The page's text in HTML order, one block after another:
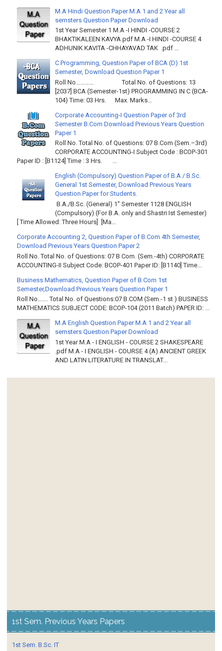
M.A Hindi Question Paper M.A 1 and 2 Year all
semsters Question Paper Download
1st Year Semester 1 M.A -I HINDI -COURSE 2
BHAKTIKALEEN KAVYA.pdf M.A -I HINDI -COURSE 4
ADHUNIK KAVITA -CHHAYAVAD TAK .pdf ...
C Programming, Question Paper of BCA (D) 1st
Semester, Download Question Paper 1
Roll No………… Total No. of Questions: 13
[2037] BCA (Semester-1st) PROGRAMMING IN C (BCA-
104) Time: 03 Hrs. Max. Marks...
Corporate Accounting-I Question Paper of 3rd
Semester B.Com Download Previous Years Question
Paper 1
Roll No. Total No. of Questions: 07 B.Com (Sem.–3rd)
CORPORATE ACCOUNTING-I Subject Code : BCOP-301
Paper ID : [B1124] Time : 3 Hrs. ...
English (Compulsory) Question Paper of B.A / B.Sc.
General 1st Semester, Download Previous Years
Question Paper for Students.
B.A./B.Sc. (General) 1" Semester 1128 ENGLISH
(Compulsory) (For B.A. only and Shastri Ist Semester)
[ Time Allowed: Three Hours] [Ma...
Corporate Accounting 2, Question Paper of B.Com 4th Semester,
Download Previous Years Question Paper 2
Roll No. Total No. of Questions: 07 B Com. (Sem.-4th) CORPORATE
ACCOUNTING-II Subject Code: BCOP-401 Paper ID: [B1140] Time...
Business Mathematics, Question Paper of B.Com 1st
Semester,Download Previous Years Question Paper 1
Roll No……. Total No. of Questions:07 B.COM (Sem.-1 st ) BUSINESS
MATHEMATICS SUBJECT CODE: BCOP-104 (2011 Batch) PAPER ID: ...
M.A English Question Paper M.A 1 and 2 Year all
semsters Question Paper Download
1st Year M.A - I ENGLISH - COURSE 2 SHAKESPEARE
.pdf M.A - I ENGLISH - COURSE 4 (A) ANCIENT GREEK
AND LATIN LITERATURE IN TRANSLAT...
1st Sem. Previous Years Papers
1st Sem. B.Sc. IT